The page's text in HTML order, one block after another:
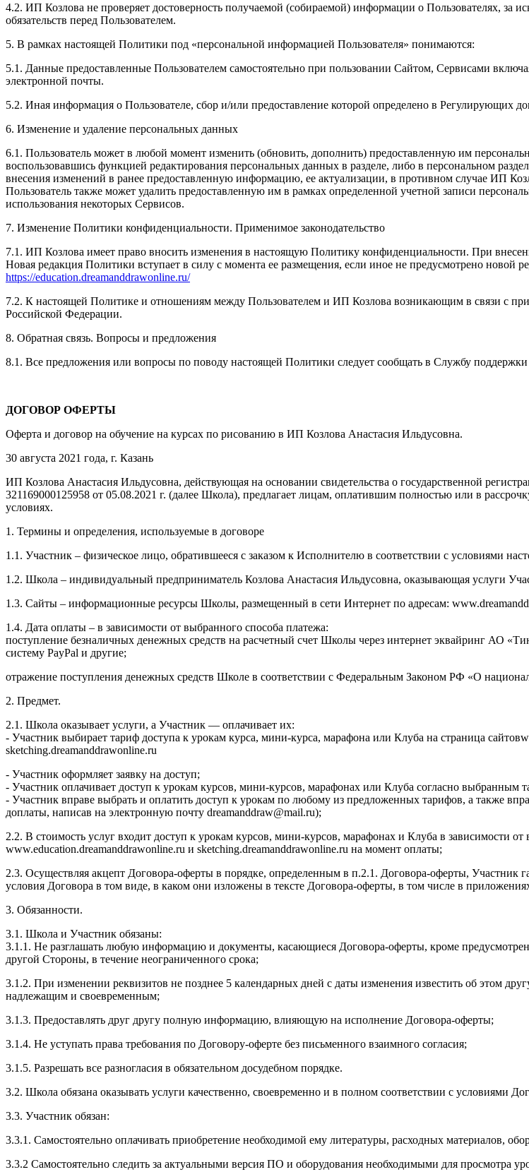
4.2. ИП Козлова не проверяет достоверность получаемой (собираемой) информации о Пользователях, за
обязательств перед Пользователем.
5. В рамках настоящей Политики под «персональной информацией Пользователя» понимаются:
5.1. Данные предоставленные Пользователем самостоятельно при пользовании Сайтом, Сервисами
электронной почты.
5.2. Иная информация о Пользователе, сбор и/или предоставление которой определено в Регулирующих
6. Изменение и удаление персональных данных
6.1. Пользователь может в любой момент изменить (обновить, дополнить) предоставленную им
воспользовавшись функцией редактирования персональных данных в разделе, либо в персональном
внесения изменений в ранее предоставленную информацию, ее актуализации, в противном случае ИП
Пользователь также может удалить предоставленную им в рамках определенной учетной записи
использования некоторых Сервисов.
7. Изменение Политики конфиденциальности. Применимое законодательство
7.1. ИП Козлова имеет право вносить изменения в настоящую Политику конфиденциальности. При
Новая редакция Политики вступает в силу с момента ее размещения, если иное не предусмотрено новой
https://education.dreamanddrawonline.ru/
7.2. К настоящей Политике и отношениям между Пользователем и ИП Козлова возникающим в связи с
Российской Федерации.
8. Обратная связь. Вопросы и предложения
8.1. Все предложения или вопросы по поводу настоящей Политики следует сообщать в Службу
ДОГОВОР ОФЕРТЫ
Оферта и договор на обучение на курсах по рисованию в ИП Козлова Анастасия Ильдусовна.
30 августа 2021 года, г. Казань
ИП Козлова Анастасия Ильдусовна, действующая на основании свидетельства о государственной
321169000125958 от 05.08.2021 г. (далее Школа), предлагает лицам, оплатившим полностью или в
условиях.
1. Термины и определения, используемые в договоре
1.1. Участник – физическое лицо, обратившееся с заказом к Исполнителю в соответствии с условиями
1.2. Школа – индивидуальный предприниматель Козлова Анастасия Ильдусовна, оказывающая услуги
1.3. Сайты – информационные ресурсы Школы, размещенный в сети Интернет по адресам:
1.4. Дата оплаты – в зависимости от выбранного способа платежа:
поступление безналичных денежных средств на расчетный счет Школы через интернет эквайринг АО
систему PayPal и другие;
отражение поступления денежных средств Школе в соответствии с Федеральным Законом РФ «О
2. Предмет.
2.1. Школа оказывает услуги, а Участник — оплачивает их:
- Участник выбирает тариф доступа к урокам курса, мини-курса, марафона или Клуба на страница
sketching.dreamanddrawonline.ru
- Участник оформляет заявку на доступ;
- Участник оплачивает доступ к урокам курсов, мини-курсов, марафонах или Клуба согласно выбранным
- Участник вправе выбрать и оплатить доступ к урокам по любому из предложенных тарифов, а также
доплаты, написав на электронную почту dreamanddraw@mail.ru);
2.2. В стоимость услуг входит доступ к урокам курсов, мини-курсов, марафонах и Клуба в зависимости
www.education.dreamanddrawonline.ru и sketching.dreamanddrawonline.ru на момент оплаты;
2.3. Осуществляя акцепт Договора-оферты в порядке, определенным в п.2.1. Договора-оферты, Участник
условия Договора в том виде, в каком они изложены в тексте Договора-оферты, в том числе в
3. Обязанности.
3.1. Школа и Участник обязаны:
3.1.1. Не разглашать любую информацию и документы, касающиеся Договора-оферты, кроме
другой Стороны, в течение неограниченного срока;
3.1.2. При изменении реквизитов не позднее 5 календарных дней с даты изменения известить об этом
надлежащим и своевременным;
3.1.3. Предоставлять друг другу полную информацию, влияющую на исполнение Договора-оферты;
3.1.4. Не уступать права требования по Договору-оферте без письменного взаимного согласия;
3.1.5. Разрешать все разногласия в обязательном досудебном порядке.
3.2. Школа обязана оказывать услуги качественно, своевременно и в полном соответствии с условиями
3.3. Участник обязан:
3.3.1. Cамостоятельно оплачивать приобретение необходимой ему литературы, расходных материалов,
3.3.2 Самостоятельно следить за актуальными версия ПО и оборудования необходимыми для просмотра